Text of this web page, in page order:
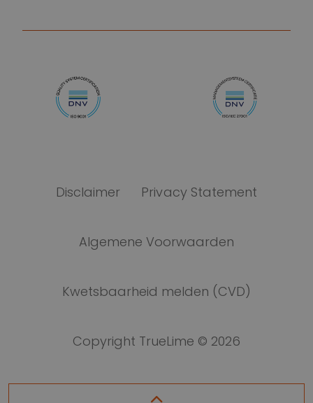
Disclaimer Privacy Statement
Algemene Voorwaarden
Kwetsbaarheid melden (CVD)
Copyright TrueLime © 2026